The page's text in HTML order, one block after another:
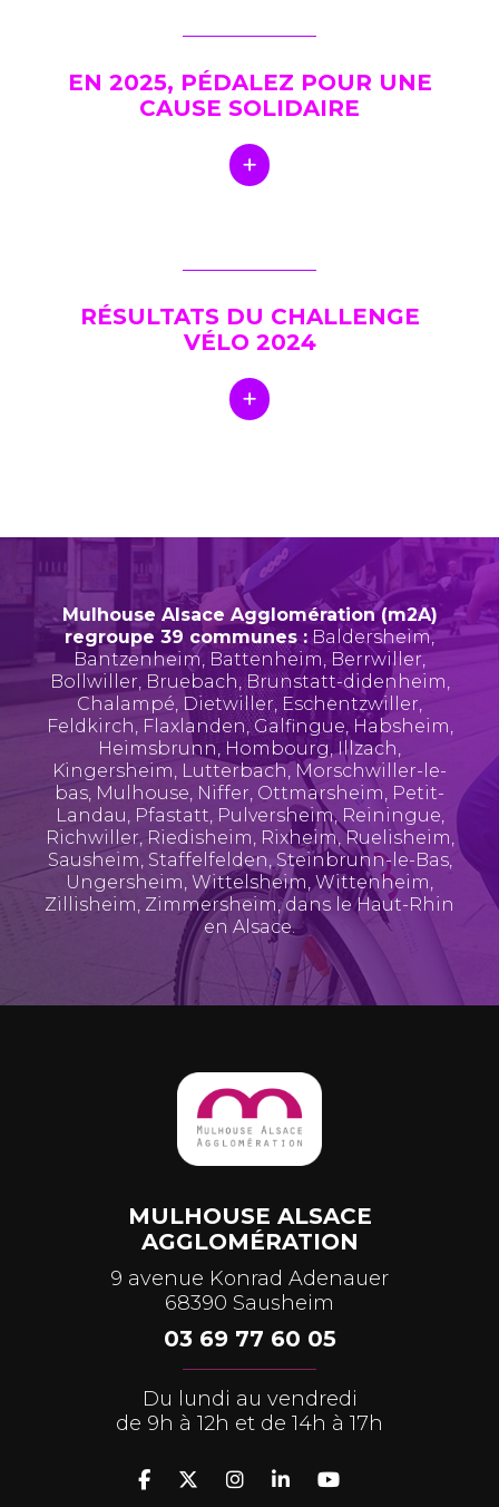
EN 2025, PÉDALEZ POUR UNE
CAUSE SOLIDAIRE
RÉSULTATS DU CHALLENGE
VÉLO 2024
Mulhouse Alsace Agglomération (m2A)
regroupe 39 communes : Baldersheim,
Bantzenheim, Battenheim, Berrwiller,
Bollwiller, Bruebach,Brunstatt-didenheim,
Chalampé, Dietwiller, Eschentzwiller,
Feldkirch, Flaxlanden,Galfingue, Habsheim,
Heimsbrunn, Hombourg,Illzach,
Kingersheim, Lutterbach, Morschwiller-le-
bas, Mulhouse, Niffer, Ottmarsheim, Petit-
Landau, Pfastatt, Pulversheim, Reiningue,
Richwiller, Riedisheim, Rixheim,Ruelisheim,
Sausheim, Staffelfelden, Steinbrunn-le-Bas,
Ungersheim, Wittelsheim,Wittenheim,
Zillisheim, Zimmersheim, dans le Haut-Rhin
en Alsace.
MULHOUSE ALSACE
AGGLOMÉRATION
9 avenue Konrad Adenauer
68390 Sausheim
03 69 77 60 05
Du lundi au vendredi
de 9h à 12h et de 14h à 17h